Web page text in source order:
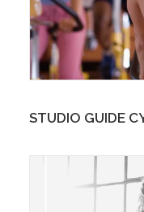
STUDIO GUIDE